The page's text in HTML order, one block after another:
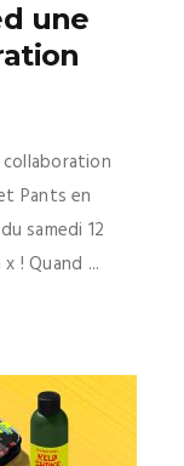
une
Pants en
samedi 12
! Quand ...